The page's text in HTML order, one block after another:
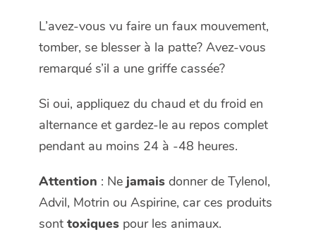
L’avez-vous vu faire un faux mouvement,
tomber, se blesser à la patte? Avez-vous
remarqué s’il a une griffe cassée?
Si oui, appliquez du chaud et du froid en
alternance et gardez-le au repos complet
pendant au moins 24 à -48 heures.
Attention : Ne jamais donner de Tylenol,
Advil, Motrin ou Aspirine, car ces produits
sont toxiques pour les animaux.